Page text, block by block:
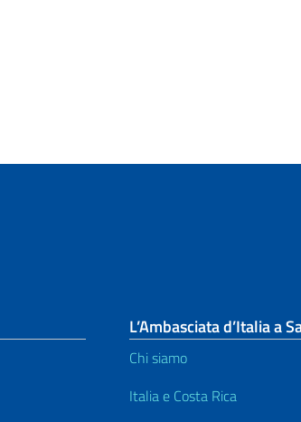
L’Ambasciata d’Italia a
Chi siamo
Italia e Costa Rica